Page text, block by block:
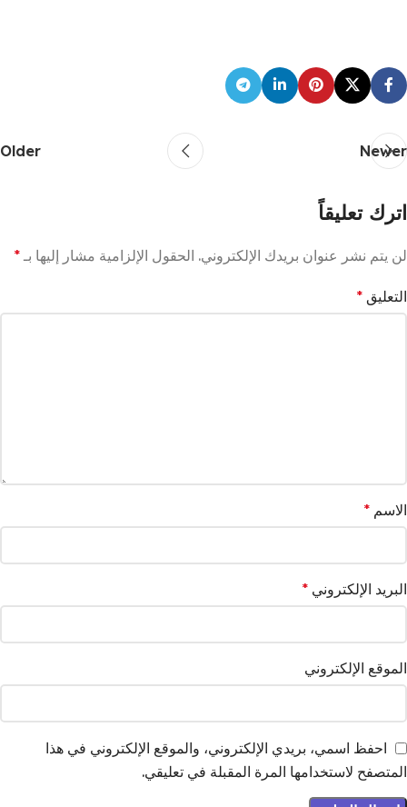
Newer
Older
اترك تعليقاً
لن يتم نشر عنوان بريدك الإلكتروني. الحقول الإلزامية مشار إليها بـ *
التعليق *
الاسم *
البريد الإلكتروني *
الموقع الإلكتروني
احفظ اسمي، بريدي الإلكتروني، والموقع الإلكتروني في هذا
المتصفح لاستخدامها المرة المقبلة في تعليقي.